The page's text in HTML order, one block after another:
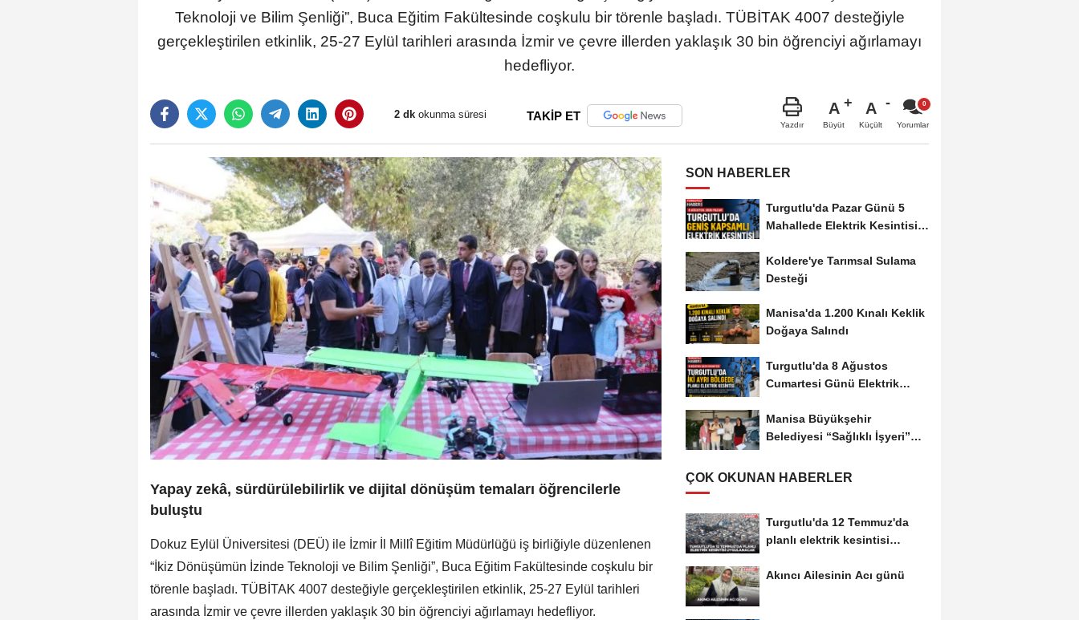
Teknoloji ve Bilim Şenliği”, Buca Eğitim Fakültesinde coşkulu bir törenle başladı. TÜBİTAK 4007 desteğiyle
gerçekleştirilen etkinlik, 25-27 Eylül tarihleri arasında İzmir ve çevre illerden yaklaşık 30 bin öğrenciyi ağırlamayı
hedefliyor.
2 dk okunma süresi TAKİP ET
Yazdır
A
Büyüt
A
Küçült Yorumlar
Yapay zekâ, sürdürülebilirlik ve dijital dönüşüm temaları öğrencilerle
buluştu
Dokuz Eylül Üniversitesi (DEÜ) ile İzmir İl Millî Eğitim Müdürlüğü iş birliğiyle düzenlenen
“İkiz Dönüşümün İzinde Teknoloji ve Bilim Şenliği”, Buca Eğitim Fakültesinde coşkulu bir
törenle başladı. TÜBİTAK 4007 desteğiyle gerçekleştirilen etkinlik, 25-27 Eylül tarihleri
arasında İzmir ve çevre illerden yaklaşık 30 bin öğrenciyi ağırlamayı hedefliyor.
SON HABERLER
Turgutlu'da Pazar Günü 5
Mahallede Elektrik Kesintisi
Koldere'ye Tarımsal Sulama
Desteği
Manisa'da 1.200 Kınalı Keklik
Doğaya Salındı
Turgutlu'da 8 Ağustos
Cumartesi Günü Elektrik
Manisa Büyükşehir
Belediyesi “Sağlıklı İşyeri”
ÇOK OKUNAN HABERLER
Turgutlu'da 12 Temmuz'da
planlı elektrik kesintisi
Akıncı Ailesinin Acı günü